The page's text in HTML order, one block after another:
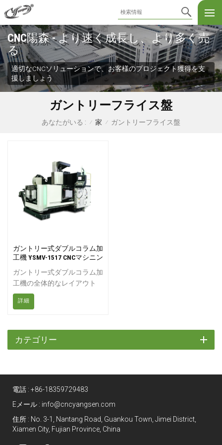
CNC陽森 - より速く成長し、より多く売
る
適切なCNCソリューションで、お客様のプロジェクト獲得を支
援しましょう
ガントリーフライス盤
あなたがいる : / 家 / ガントリーフライス盤
ガントリー式ダブルコラム加
工機 YSMV-1517 CNCマシニン
ガントリー式ダブルコラム加
工機の全体的なレイアウト
は、固定ビーム構造で、ワー
クベンチが前後に移動しま
れています。ガントリーワー
クテーブルはX軸方向に前後
はビーム上をY軸方向に水平
に移動します。
詳細
カテゴリー
電話 : +86-18359729483
Eメール : info@cncyangsen.com
住所 : No. 3-1, Nantang Road, Guankou Town, Jimei District,
Xiamen City, Fujian Province, China